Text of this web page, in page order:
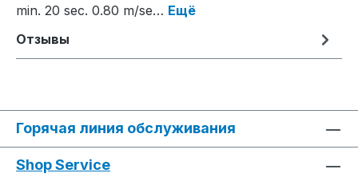
min. 20 sec. 0.80 m/se… Ещё
Отзывы
Горячая линия обслуживания
Shop Service